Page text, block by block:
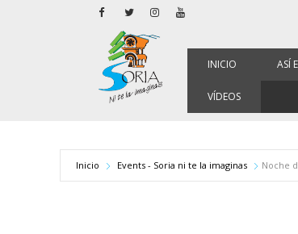
INICIO ASÍ
VÍDEOS
Inicio Events - Soria ni te la imaginas Noche